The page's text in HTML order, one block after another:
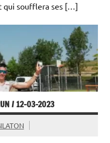
qui soufflera ses […]
/ 12-03-2023